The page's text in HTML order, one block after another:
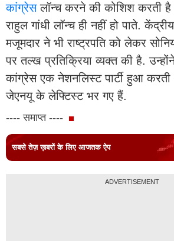
कांग्रेसलॉन्च करने की कोशिश करती है
राहुल गांधी लॉन्च ही नहीं हो पाते.
मजूमदार ने भी राष्ट्रपति को लेकर
पर तल्ख प्रतिक्रिया व्यक्त की है.
कांग्रेस एक नेशनलिस्ट पार्टी हुआ
जेएनयू के लेफ्टिस्ट भर गए हैं.
---- समाप्त ----
सबसे तेज़ ख़बरों के लिए आजतक ऐप
ADVERTISEMENT